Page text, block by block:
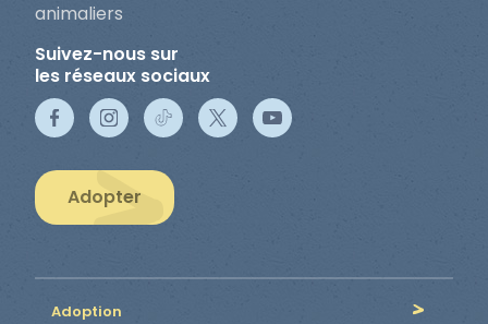
animaliers
Suivez-nous sur
les réseaux sociaux
Adopter
Adoption